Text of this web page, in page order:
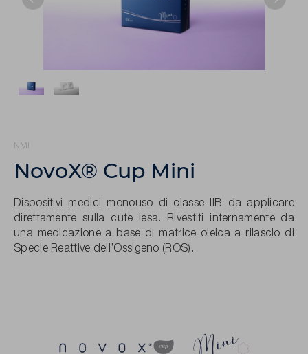
NMI
NovoX® Cup Mini
Dispositivi medici monouso di classe IIB da applicare
direttamente sulla cute lesa. Rivestiti internamente da
una medicazione a base di matrice oleica a rilascio di
Specie Reattive dell’Ossigeno (ROS).